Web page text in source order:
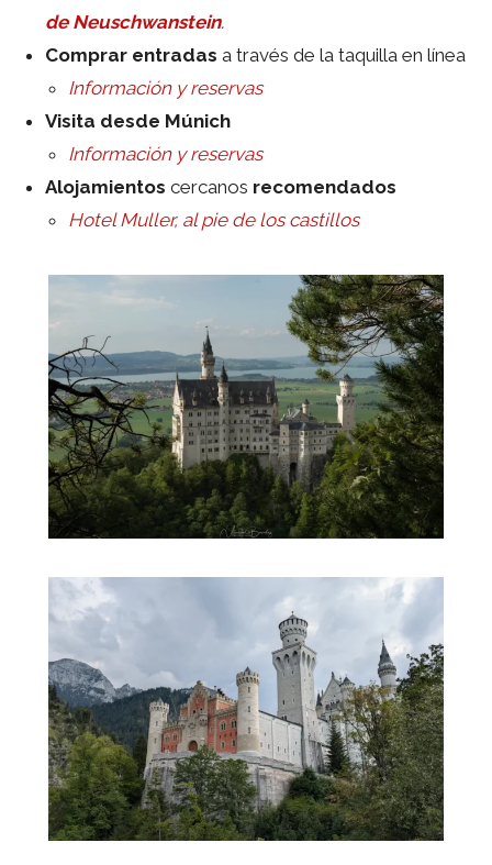
de Neuschwanstein.
Comprar entradas a través de la taquilla en línea
Información y reservas
Visita desde Múnich
Información y reservas
Alojamientos cercanos recomendados
Hotel Muller, al pie de los castillos